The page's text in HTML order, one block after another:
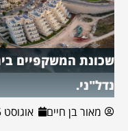
שכונת המשקפיים
נדל"ני.
מאור בן חיים אוגוסט 5, 2026